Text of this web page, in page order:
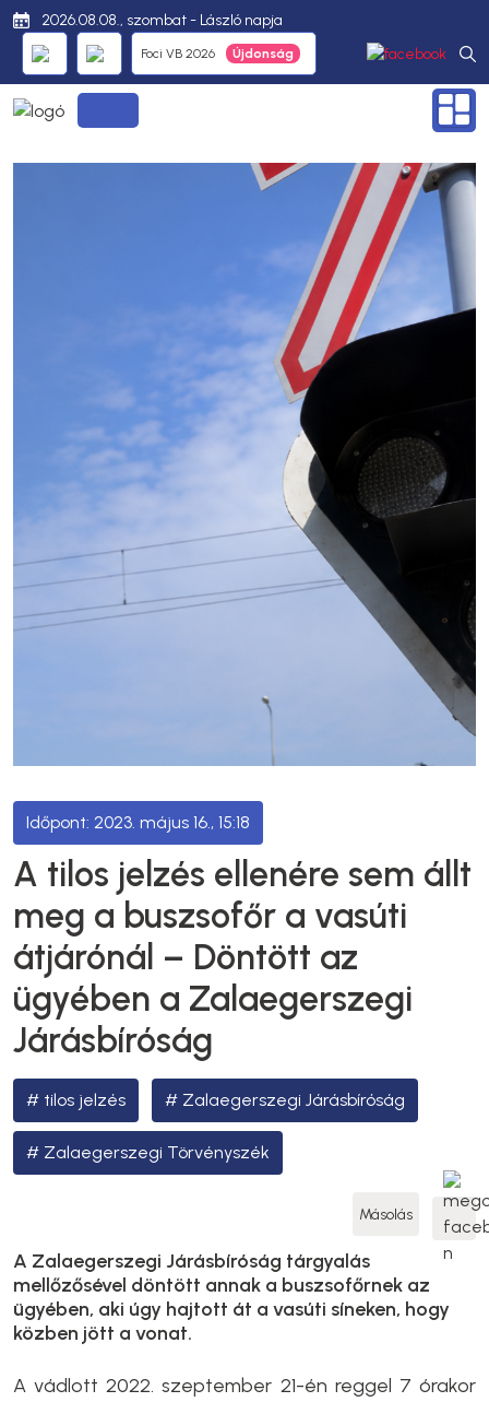
2026.08.08., szombat - László napja
Foci VB 2026
2023. május 16., 15:18
A tilos jelzés ellenére sem állt
meg a buszsofőr a vasúti
átjárónál – Döntött az
ügyében a Zalaegerszegi
Járásbíróság
tilos jelzés Zalaegerszegi Járásbíróság
Zalaegerszegi Törvényszék
Másolás
A Zalaegerszegi Járásbíróság tárgyalás
mellőzősével döntött annak a buszsofőrnek az
ügyében, aki úgy hajtott át a vasúti síneken, hogy
közben jött a vonat.
A vádlott 2022. szeptember 21-én reggel 7 órakor